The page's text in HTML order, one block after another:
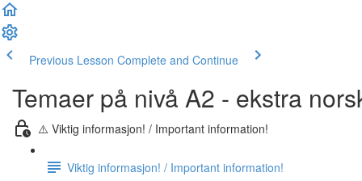
Previous Lesson Complete and Continue
Temaer på nivå A2 - ekstra
⚠️ Viktig informasjon! / Important information!
Viktig informasjon! / Important information!